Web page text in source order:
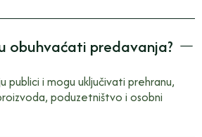
obuhvaćati predavanja?
publici i mogu uključivati prehranu,
poduzetništvo i osobni